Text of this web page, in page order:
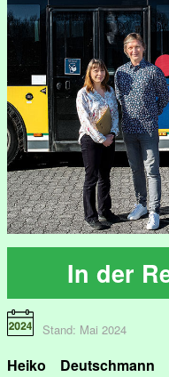
In der
Stand: Mai 2024
Heiko Deutschmann